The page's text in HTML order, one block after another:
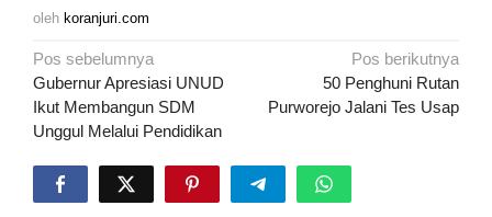
oleh koranjuri.com
Navigasi
pos
Pos sebelumnya
Gubernur Apresiasi UNUD
Ikut Membangun SDM
Unggul Melalui Pendidikan
Pos berikutnya
50 Penghuni Rutan
Purworejo Jalani Tes Usap